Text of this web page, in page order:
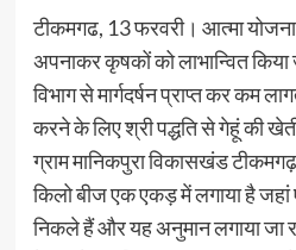
टीकमगढ, 13 फरवरी। आत्मा योजना
अपनाकर कृषकों को लाभान्वित
विभाग से मार्गदर्षन प्राप्त कर कम
करने के लिए श्री पद्धति से गेहूं की
ग्राम मानिकपुरा विकासखंड टीकमगढ़
किलो बीज एक एकड़ में लगाया है
निकले हैं और यह अनुमान लगाया जा